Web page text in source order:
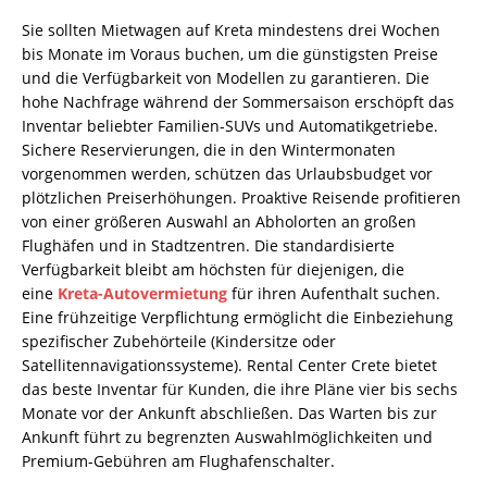
Sie sollten Mietwagen auf Kreta mindestens drei Wochen
bis Monate im Voraus buchen, um die günstigsten Preise
und die Verfügbarkeit von Modellen zu garantieren. Die
hohe Nachfrage während der Sommersaison erschöpft das
Inventar beliebter Familien-SUVs und Automatikgetriebe.
Sichere Reservierungen, die in den Wintermonaten
vorgenommen werden, schützen das Urlaubsbudget vor
plötzlichen Preiserhöhungen. Proaktive Reisende profitieren
von einer größeren Auswahl an Abholorten an großen
Flughäfen und in Stadtzentren. Die standardisierte
Verfügbarkeit bleibt am höchsten für diejenigen, die
eine Kreta-Autovermietung für ihren Aufenthalt suchen.
Eine frühzeitige Verpflichtung ermöglicht die Einbeziehung
spezifischer Zubehörteile (Kindersitze oder
Satellitennavigationssysteme). Rental Center Crete bietet
das beste Inventar für Kunden, die ihre Pläne vier bis sechs
Monate vor der Ankunft abschließen. Das Warten bis zur
Ankunft führt zu begrenzten Auswahlmöglichkeiten und
Premium-Gebühren am Flughafenschalter.